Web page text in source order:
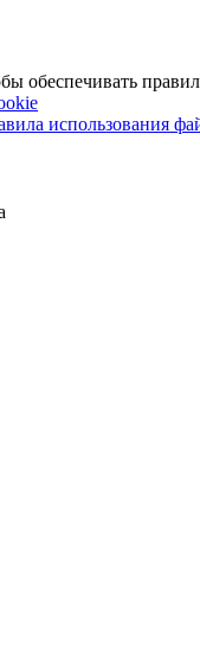
обеспечивать
использования